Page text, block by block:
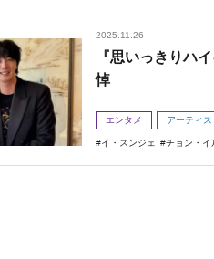
2025.11.26
『思いっきりハ
悼
エンタメ アーティス
イ・スンジェ チョン・イ